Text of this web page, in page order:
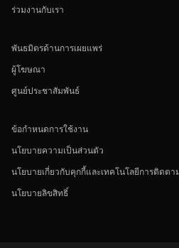
ร่วมงานกับเรา
พันธมิตรด้านการเผยแพร่
ผู้โฆษณา
ศูนย์ประชาสัมพันธ์
ข้อกำหนดการใช้งาน
นโยบายความเป็นส่วนตัว
นโยบายเกี่ยวกับคุกกี้และเทคโนโลยีการติดตา
นโยบายลิขสิทธิ์